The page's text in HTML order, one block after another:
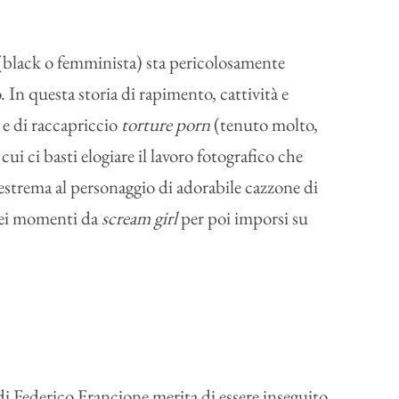
o femminista) sta pericolosamente
In questa storia di rapimento, cattività e
di raccapriccio torture porn(tenuto molto,
ci basti elogiare il lavoro fotografico che
al personaggio di adorabile cazzone di
momenti dascream girlper poi imporsi su